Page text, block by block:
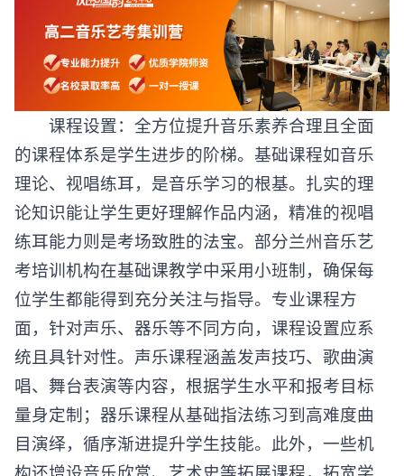
课程设置：全方位提升音乐素养合理且全面
的课程体系是学生进步的阶梯。基础课程如音乐
理论、视唱练耳，是音乐学习的根基。扎实的理
论知识能让学生更好理解作品内涵，精准的视唱
练耳能力则是考场致胜的法宝。部分兰州音乐艺
考培训机构在基础课教学中采用小班制，确保每
位学生都能得到充分关注与指导。专业课程方
面，针对声乐、器乐等不同方向，课程设置应系
统且具针对性。声乐课程涵盖发声技巧、歌曲演
唱、舞台表演等内容，根据学生水平和报考目标
量身定制；器乐课程从基础指法练习到高难度曲
目演绎，循序渐进提升学生技能。此外，一些机